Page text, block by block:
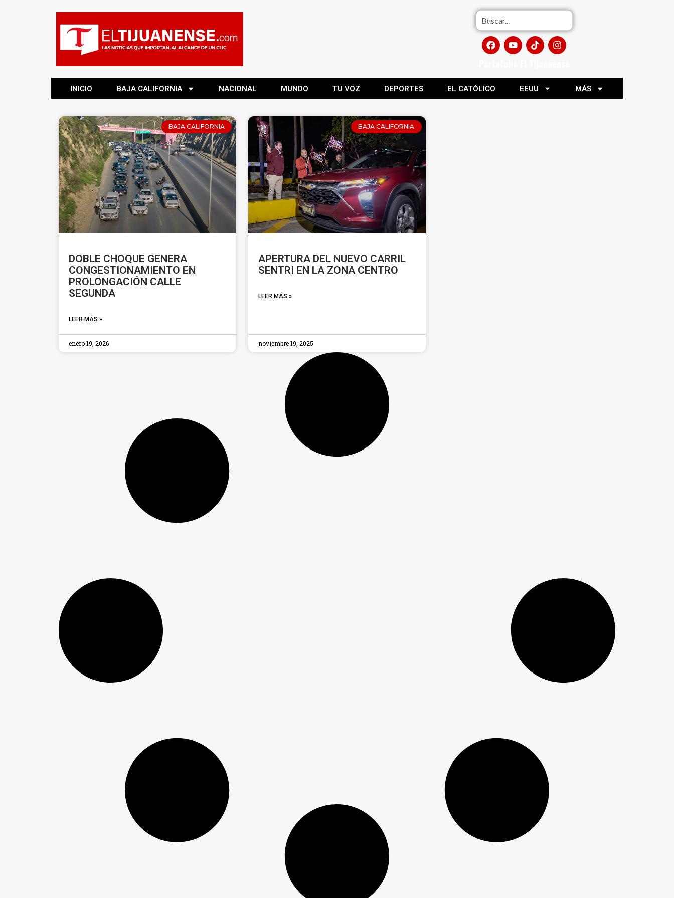
INICIO BAJA CALIFORNIA NACIONAL MUNDO TU VOZ DEPORTES EL CATÓLICO EEUU MÁS
BAJA CALIFORNIA
DOBLE CHOQUE GENERA
CONGESTIONAMIENTO EN
PROLONGACIÓN CALLE
SEGUNDA
LEER MÁS »
enero 19, 2026
BAJA CALIFORNIA
APERTURA DEL NUEVO CARRIL
SENTRI EN LA ZONA CENTRO
LEER MÁS »
noviembre 19, 2025